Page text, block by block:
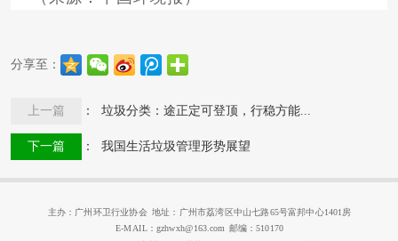
分享至：
上一篇 ： 垃圾分类：途正定可登顶，行稳方能...
下一篇 ： 我国生活垃圾管理形势展望
主办：广州环卫行业协会 地址：广州市荔湾区中山七路65号富邦中心1401房
E-MAIL：gzhwxh@163.com 邮编：510170